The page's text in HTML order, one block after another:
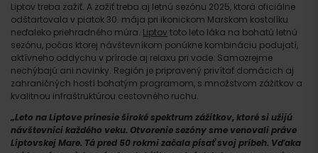
Liptov treba zažiť. A zažiť treba aj letnú sezónu 2025, ktorá oficiálne
odštartovala v piatok 30. mája pri ikonickom Marskom kostolíku
neďaleko priehradného múra. Liptov toto leto láka na bohatú letnú
sezónu, počas ktorej návštevníkom ponúkne kombináciu podujatí,
aktívneho oddychu v prírode aj relaxu pri vode. Samozrejme
nechýbajú ani novinky. Región je pripravený privítať domácich aj
zahraničných hostí bohatým programom, s množstvom zážitkov a
kvalitnou infraštruktúrou cestovného ruchu.
„Leto na Liptove prinesie široké spektrum zážitkov, ktoré si užijú
návštevníci každého veku. Otvorenie sezóny sme venovali práve
Liptovskej Mare. Tá pred 50 rokmi začala písať svoj príbeh. Vďaka